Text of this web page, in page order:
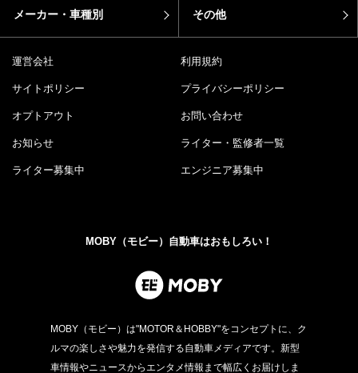
メーカー・車種別 その他
運営会社 利用規約
サイトポリシー プライバシーポリシー
オプトアウト お問い合わせ
お知らせ ライター・監修者一覧
ライター募集中 エンジニア募集中
MOBY（モビー）自動車はおもしろい！
MOBY（モビー）は"MOTOR＆HOBBY"をコンセプトに、ク
ルマの楽しさや魅力を発信する自動車メディアです。新型
車情報やニュースからエンタメ情報まで幅広くお届けしま